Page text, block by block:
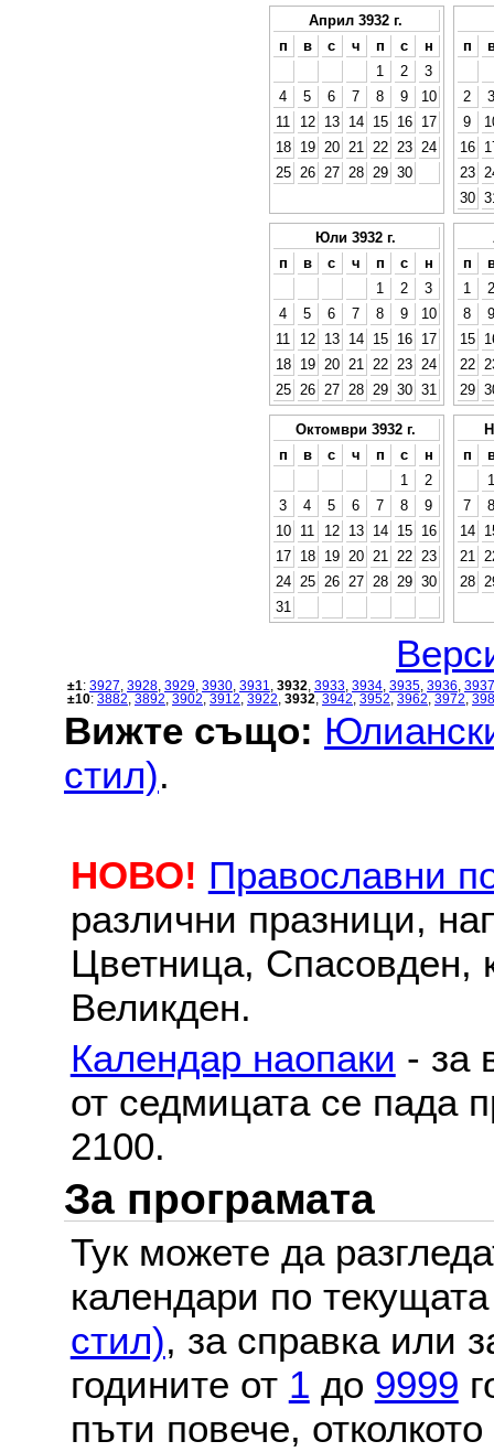
Април 3932 г.
п
в с ч п с
н
1
2
3
4
5 6 7 8 9
10
11
12 13 14 15 16
17
18
19 20 21 22 23
24
25
26 27 28 29 30
п
2
3
9
16
23
30
Юли 3932 г.
п
в с ч п с
н
1
2
3
4
5 6 7 8 9
10
11
12 13 14 15 16
17
18
19 20 21 22 23
24
25
26 27 28 29 30 31
п
1
2
8
9
15
22
29
Октомври 3932 г.
п
в с ч п с
н
1
2
3
4 5 6 7 8
9
10
11 12 13 14 15
16
17
18 19 20 21 22
23
24
25 26 27 28 29 30
31
п
1
7
8
14
21
28
±1: 3927 3928 3929 3930 3931 3932 3933 3934 3935 3936 3937
±10: 3882 3892 3902 3912 3922 3932 3942 3952 3962 3972
Вижте също:
стил).
НОВО! Православни
различни празници,
Цветница, Спасовден,
Великден.
Календар наопаки - за
от седмицата се пада
2100.
За програмата
Тук можете да
календари по
стил), за справка или
годините от 1 до 9999
пъти повече,